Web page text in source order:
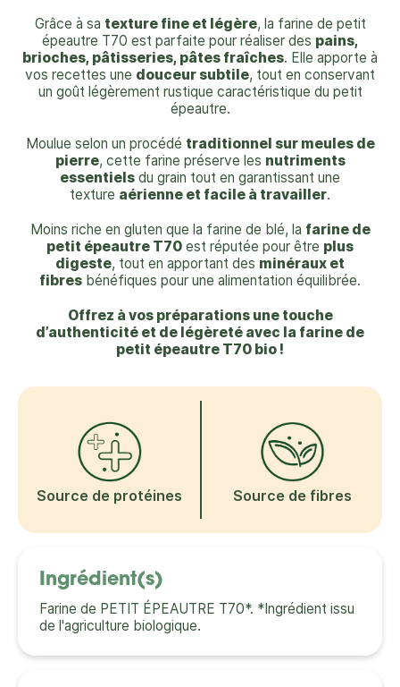
Grâce à sa texture fine et légère, la farine de petit
épeautre T70 est parfaite pour réaliser des pains,
brioches, pâtisseries, pâtes fraîches. Elle apporte à
vos recettes une douceur subtile, tout en conservant
un goût légèrement rustique caractéristique du petit
épeautre.
Moulue selon un procédé traditionnel sur meules de
pierre, cette farine préserve les nutriments
essentiels du grain tout en garantissant une
texture aérienne et facile à travailler.
Moins riche en gluten que la farine de blé, la farine de
petit épeautre T70 est réputée pour être plus
digeste, tout en apportant des minéraux et
fibres bénéfiques pour une alimentation équilibrée.
Offrez à vos préparations une touche
d’authenticité et de légèreté avec la farine de
petit épeautre T70 bio !
Source de protéines Source de fibres
Ingrédient(s)
Farine de PETIT ÉPEAUTRE T70*. *Ingrédient issu
de l'agriculture biologique.